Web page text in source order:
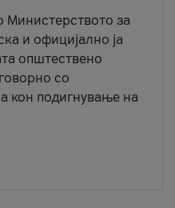
Министерството за
и официјално ја
општествено
со
кон подигнување на